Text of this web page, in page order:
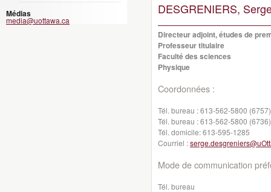
Médias
media@uottawa.ca
DESGRENIERS,
Directeur adjoint, études de
Professeur titulaire
Faculté des sciences
Physique
Coordonnées :
Tél. bureau :613-562-5800 (6757)
Tél. bureau :613-562-5800 (6736)
Tél. domicile:613-595-1285
Courriel :
Mode de communication
Tél. bureau